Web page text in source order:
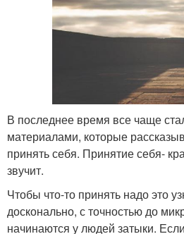
В последнее время все чаще
материалами, которые
принять себя. Принятие себя-
звучит.
Чтобы что-то принять надо это
досконально, с точностью до
начинаются у людей затыки.